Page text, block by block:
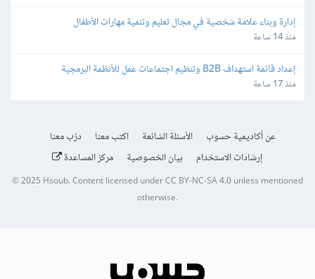
إدارة وبناء علامة شخصية في مجال تعليم وتنمية مهارات الأطفال
منذ 14 ساعة
إعداد قائمة استهداف B2B وتنظيم اجتماعات عمل للأنظمة البرمجية
منذ 17 ساعة
عن أكاديمية حسوب الأسئلة الشائعة اكتب معنا
درّب معنا
إرشادات الاستخدام
بيان الخصوصية مركز المساعدة
© 2025 Hsoub.Content licensed underCC BY-NC-SA 4.0unless mentioned
otherwise.